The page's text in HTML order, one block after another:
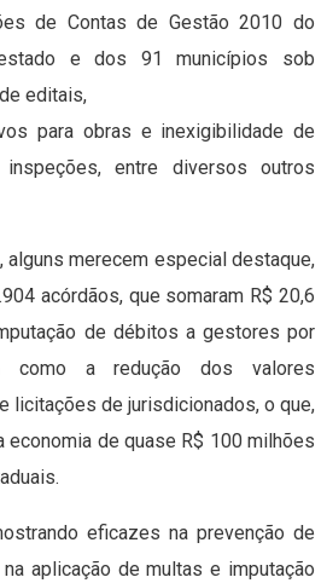
de Contas de Gestão 2010 do
e dos 91 municípios sob
editais,
para obras e inexigibilidade de
entre diversos outros
merecem especial destaque,
acórdãos, que somaram R$ 20,6
de débitos a gestores por
como a redução dos valores
licitações de jurisdicionados, o que,
economia de quase R$ 100 milhões
eficazes na prevenção de
aplicação de multas e imputação